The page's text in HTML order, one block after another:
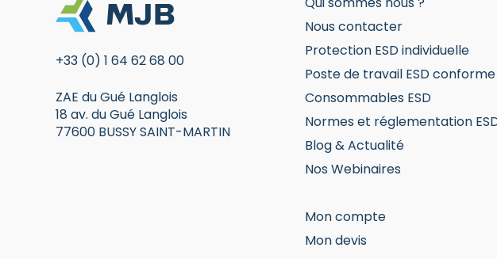
+33 (0) 1 64 62 68 00
ZAE du Gué Langlois
18 av. du Gué Langlois
77600 BUSSY SAINT-MARTIN
Nous contacter
Protection ESD individuelle
Poste de travail ESD conforme
Consommables ESD
Normes et réglementation
Blog & Actualité
Nos Webinaires
Mon compte
Mon devis